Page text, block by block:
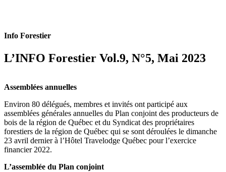
Info Forestier
L’INFO Forestier Vol.9, N°5, Mai 2023
Assemblées annuelles
Environ 80 délégués, membres et invités ont participé aux
assemblées générales annuelles du Plan conjoint des producteurs de
bois de la région de Québec et du Syndicat des propriétaires
forestiers de la région de Québec qui se sont déroulées le dimanche
23 avril dernier à l’Hôtel Travelodge Québec pour l’exercice
financier 2022.
L’assemblée du Plan conjoint